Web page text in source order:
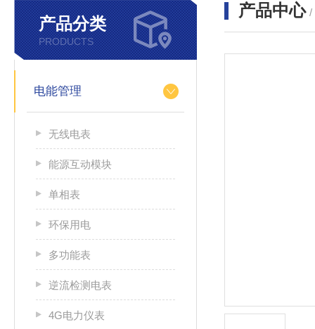
产品分类
PRODUCTS
电能管理
无线电表
能源互动模块
单相表
环保用电
多功能表
逆流检测电表
4G电力仪表
产品中心 /